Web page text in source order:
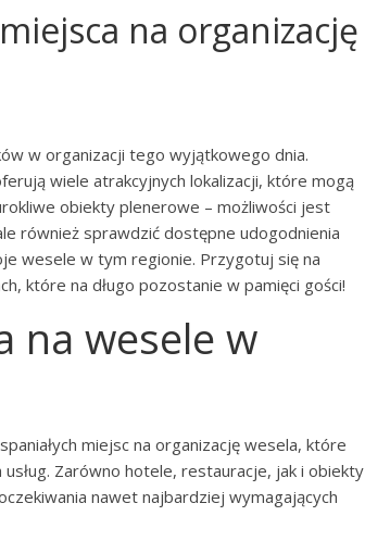
na organizację
w organizacji tego wyjątkowego dnia.
wiele atrakcyjnych lokalizacji, które mogą
obiekty plenerowe – możliwości jest
również sprawdzić dostępne udogodnienia
wesele w tym regionie. Przygotuj się na
które na długo pozostanie w pamięci gości!
na wesele w
miejsc na organizację wesela, które
Zarówno hotele, restauracje, jak i obiekty
nawet najbardziej wymagających